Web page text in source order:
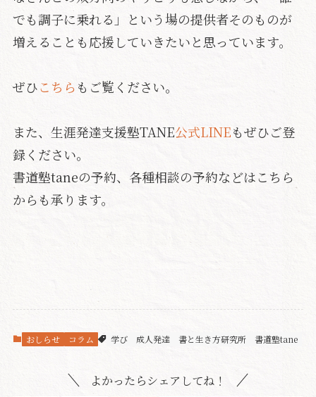
でも調子に乗れる」という場の提供者そのものが
増えることも応援していきたいと思っています。
ぜひこちらもご覧ください。
また、生涯発達支援塾TANE公式LINEもぜひご登
録ください。
書道塾taneの予約、各種相談の予約などはこちら
からも承ります。
おしらせ コラム 学び 成人発達 書と生き方研究所 書道塾tane
よかったらシェアしてね！